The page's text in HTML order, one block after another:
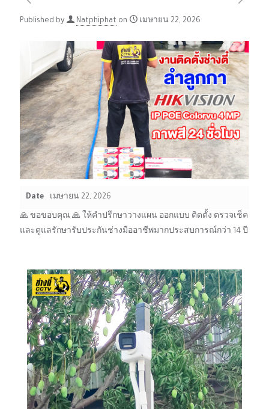
Published by Natphiphat on เมษายน 22, 2026
Date เมษายน 22, 2026
🙏 ขอขอบคุณ 🙏 ให้คำปรึกษาวางแผน ออกแบบ ติดตั้ง ตรวจเช็ค
และดูแลรักษารับประกันช่างมืออาชีพมากประสบการณ์กว่า 14 ปี